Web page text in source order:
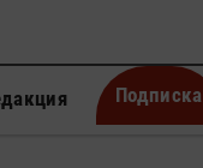
Подписка